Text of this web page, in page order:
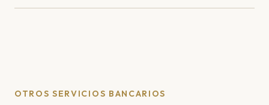
OTROS SERVICIOS BANCARIOS